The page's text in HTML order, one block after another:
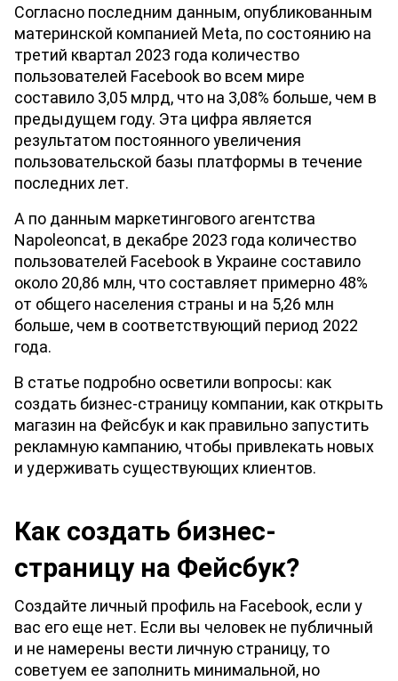
Согласно последним данным, опубликованным
материнской компанией Meta, по состоянию на
третий квартал 2023 года количество
пользователей Facebook во всем мире
составило 3,05 млрд, что на 3,08% больше, чем в
предыдущем году. Эта цифра является
результатом постоянного увеличения
пользовательской базы платформы в течение
последних лет.
А по данным маркетингового агентства
Napoleoncat, в декабре 2023 года количество
пользователей Facebook в Украине составило
около 20,86 млн, что составляет примерно 48%
от общего населения страны и на 5,26 млн
больше, чем в соответствующий период 2022
года.
В статье подробно осветили вопросы: как
создать бизнес-страницу компании, как открыть
магазин на Фейсбук и как правильно запустить
рекламную кампанию, чтобы привлекать новых
и удерживать существующих клиентов.
Как создать бизнес-
страницу на Фейсбук?
Создайте личный профиль на Facebook, если у
вас его еще нет. Если вы человек не публичный
и не намерены вести личную страницу, то
советуем ее заполнить минимальной, но